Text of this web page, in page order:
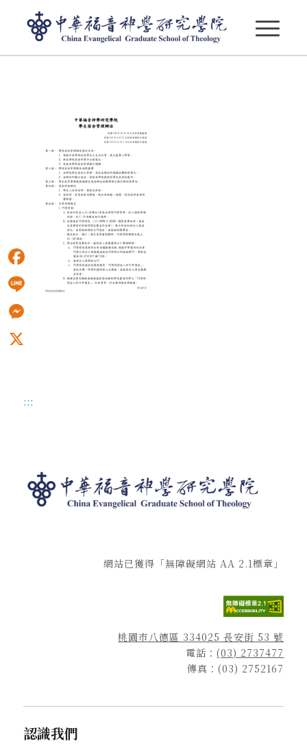
:::
網站已獲得「無障礙網站 AA 2.1標章」
桃園市八德區 334025 長安街 53 號
電話：(03) 2737477
傳真：(03) 2752167
認識我們
Facebook
Line
Messenger